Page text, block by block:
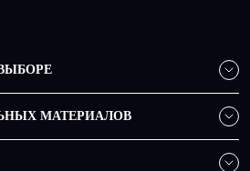
МАТЕРИАЛОВ